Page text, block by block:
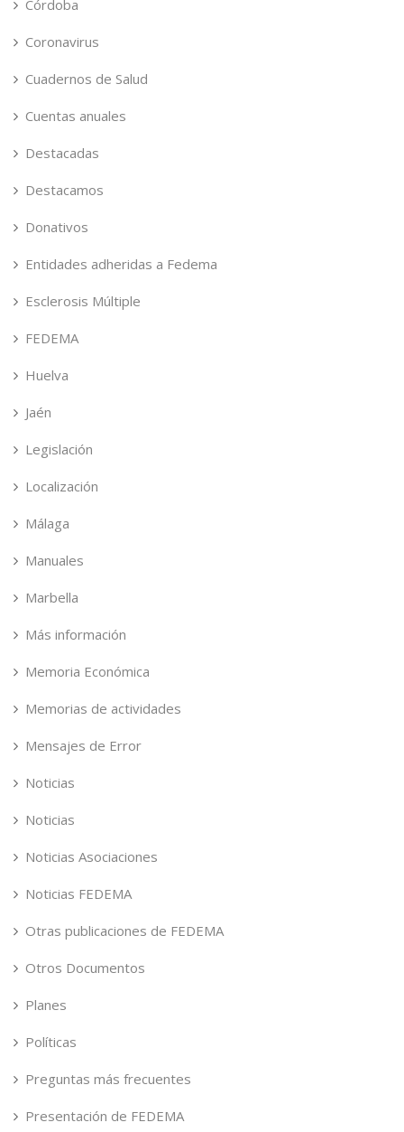
Córdoba
Coronavirus
Cuadernos de Salud
Cuentas anuales
Destacadas
Destacamos
Donativos
Entidades adheridas a Fedema
Esclerosis Múltiple
FEDEMA
Huelva
Jaén
Legislación
Localización
Málaga
Manuales
Marbella
Más información
Memoria Económica
Memorias de actividades
Mensajes de Error
Noticias
Noticias
Noticias Asociaciones
Noticias FEDEMA
Otras publicaciones de FEDEMA
Otros Documentos
Planes
Políticas
Preguntas más frecuentes
Presentación de FEDEMA